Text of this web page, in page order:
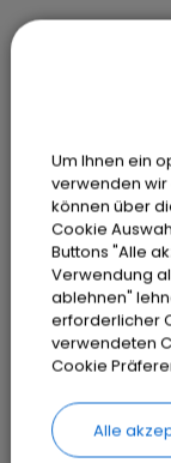
den
der
Um Ihnen ein
verwenden wir
können über
Cookie
Buttons "Alle
Verwendung
ablehnen"
erforderlicher
verwendeten
Cookie
Alle